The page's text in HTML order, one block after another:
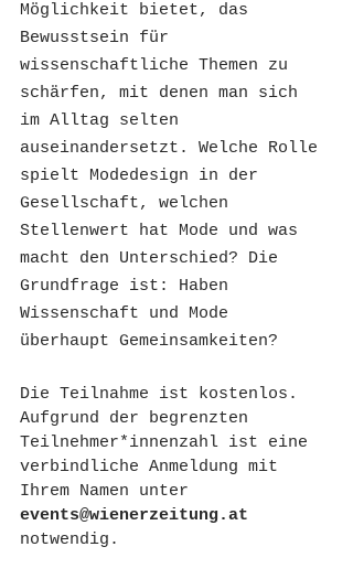
Möglichkeit bietet, das
Bewusstsein für
wissenschaftliche Themen zu
schärfen, mit denen man sich
im Alltag selten
auseinandersetzt. Welche Rolle
spielt Modedesign in der
Gesellschaft, welchen
Stellenwert hat Mode und was
macht den Unterschied? Die
Grundfrage ist: Haben
Wissenschaft und Mode
überhaupt Gemeinsamkeiten?
Die Teilnahme ist kostenlos.
Aufgrund der begrenzten
Teilnehmer*innenzahl ist eine
verbindliche Anmeldung mit
Ihrem Namen unter
events@wienerzeitung.at
notwendig.